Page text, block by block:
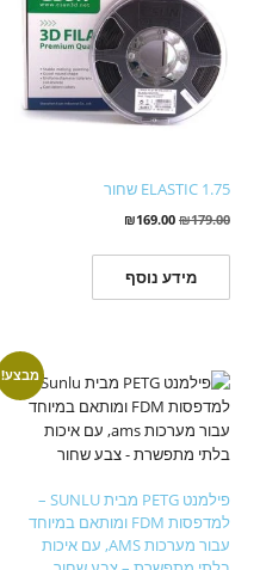
ELASTIC 1.75 שחור
₪179.00
₪169.00
מידע נוסף
מבצע!
פילמנט PETG מבית SUNLU –
למדפסות FDM ומותאם במיוחד
עבור מערכות AMS, עם איכות